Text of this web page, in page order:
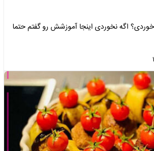
خوردی؟ اگه نخوردی اینجا آموزشش رو گفتم حتما